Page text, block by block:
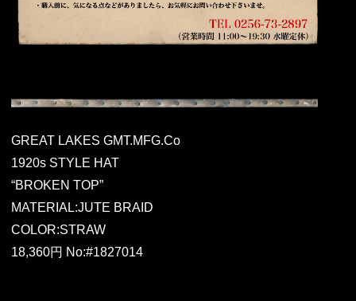
GREAT LAKES GMT.MFG.Co
1920s STYLE HAT
“BROKEN TOP”
MATERIAL:JUTE BRAID
COLOR:STRAW
18,360円 No:#1827014